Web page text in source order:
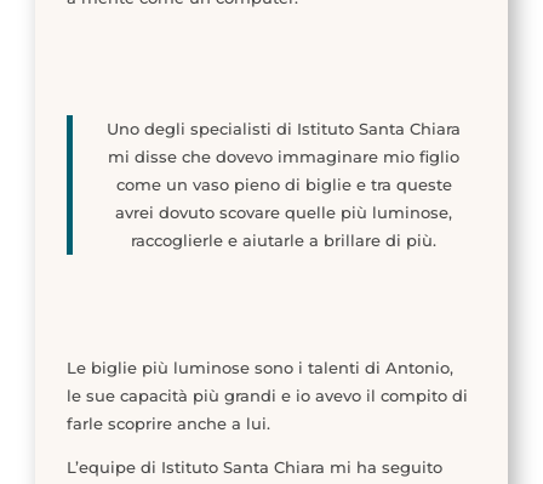
Uno degli specialisti di Istituto Santa Chiara
mi disse che dovevo immaginare mio figlio
come un vaso pieno di biglie e tra queste
avrei dovuto scovare quelle più luminose,
raccoglierle e aiutarle a brillare di più.
Le biglie più luminose sono i talenti di Antonio,
le sue capacità più grandi e io avevo il compito di
farle scoprire anche a lui.
L’equipe di Istituto Santa Chiara mi ha seguito